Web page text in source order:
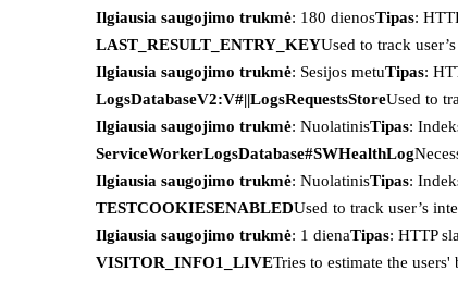
Ilgiausia saugojimo trukmė: 180 dienosTipas:
LAST_RESULT_ENTRY_KEYUsed to track
Ilgiausia saugojimo trukmė: Sesijos metuTipas:
LogsDatabaseV2:V#||LogsRequestsStoreUsed to
Ilgiausia saugojimo trukmė: NuolatinisTipas:
ServiceWorkerLogsDatabase#SWHealthLog
Ilgiausia saugojimo trukmė: NuolatinisTipas:
TESTCOOKIESENABLEDUsed to track user’s
Ilgiausia saugojimo trukmė: 1 dienaTipas: HTTP
VISITOR_INFO1_LIVETries to estimate the